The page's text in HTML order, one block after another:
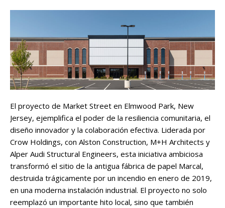
El proyecto de Market Street en Elmwood Park, New
Jersey, ejemplifica el poder de la resiliencia comunitaria, el
diseño innovador y la colaboración efectiva. Liderada por
Crow Holdings, con Alston Construction, M+H Architects y
Alper Audi Structural Engineers, esta iniciativa ambiciosa
transformó el sitio de la antigua fábrica de papel Marcal,
destruida trágicamente por un incendio en enero de 2019,
en una moderna instalación industrial. El proyecto no solo
reemplazó un importante hito local, sino que también